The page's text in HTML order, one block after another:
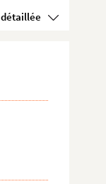
Voir la présentation détaillée